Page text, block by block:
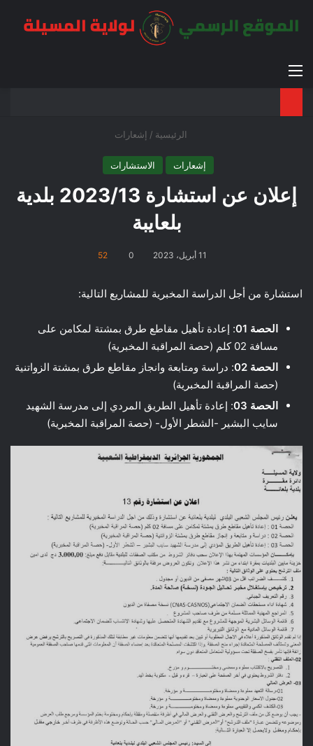
القائمة
الرئيسية / إشعارات
إشعارات الاستشارات
إعلان عن استشارة 2023/13 بلدية
بلعايبة
11 أبريل، 2023 0
52
استشارة من أجل الدراسة المخبرية للمشاريع التالية:
الحصة 01
: إعادة تأهيل مقاطع طرق بمشتة لمكامن على
مسافة 02 كلم (حصة المراقبة المخبرية)
الحصة 02
: دراسة ومتابعة وانجاز مقاطع طرق بمشتة الزواتنية
(حصة المراقبة المخبرية)
الحصة 03
: إعادة تأهيل الطريق المردي إلى مدرسة الشهيد
سايب البشير -الشطر الأول- (حصة المراقبة المخبرية)